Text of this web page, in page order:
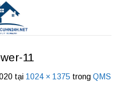
11
tại 1024 × 1375 trong QMS